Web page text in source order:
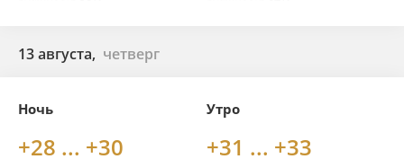
13 августа, четверг
Ночь
+28 ... +30
Утро
+31 ... +33